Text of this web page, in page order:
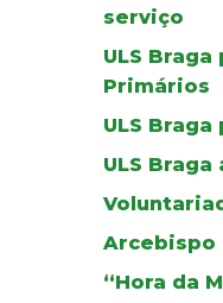
serviço
ULS
Primários
ULS
ULS
Arcebispo
“Hora da